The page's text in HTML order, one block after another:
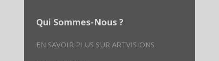
Qui Sommes-Nous ?
EN SAVOIR PLUS SUR ARTVISIONS